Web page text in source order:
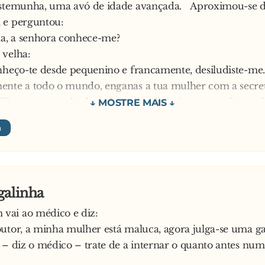
uma avó de idade avançada. Aproximou-se
e perguntou:
a senhora conhece-me?
velha:
te desde pequenino e francamente, desiludiste-
a todo o mundo, enganas a tua mulher com a
na tua cunhada, e deste-lhe dinheiro para se livrar
pessoas e falas mal delas pelas costas. Julgas que és
quando não tens sequer inteligência suficiente para
conheço. Se conheço…
ficou branco, sem saber que fazer. Depois de pensar
conhece o defensor oficioso?
velha:
Também o conheço desde a infância. É frouxo, não
manter a mulher na linha, ela anda a fornicar com os
o jardineiro e até o carteiro dorme com ela,
vai ao médico e diz:
a minha mulher está maluca, agora julga-se uma
diz o médico – trate de a internar o quanto antes num